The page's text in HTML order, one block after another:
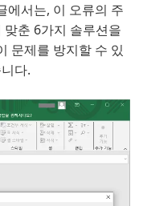
에서는, 이 오류의 주
춘 6가지 솔루션을
문제를 방지할 수 있
다.